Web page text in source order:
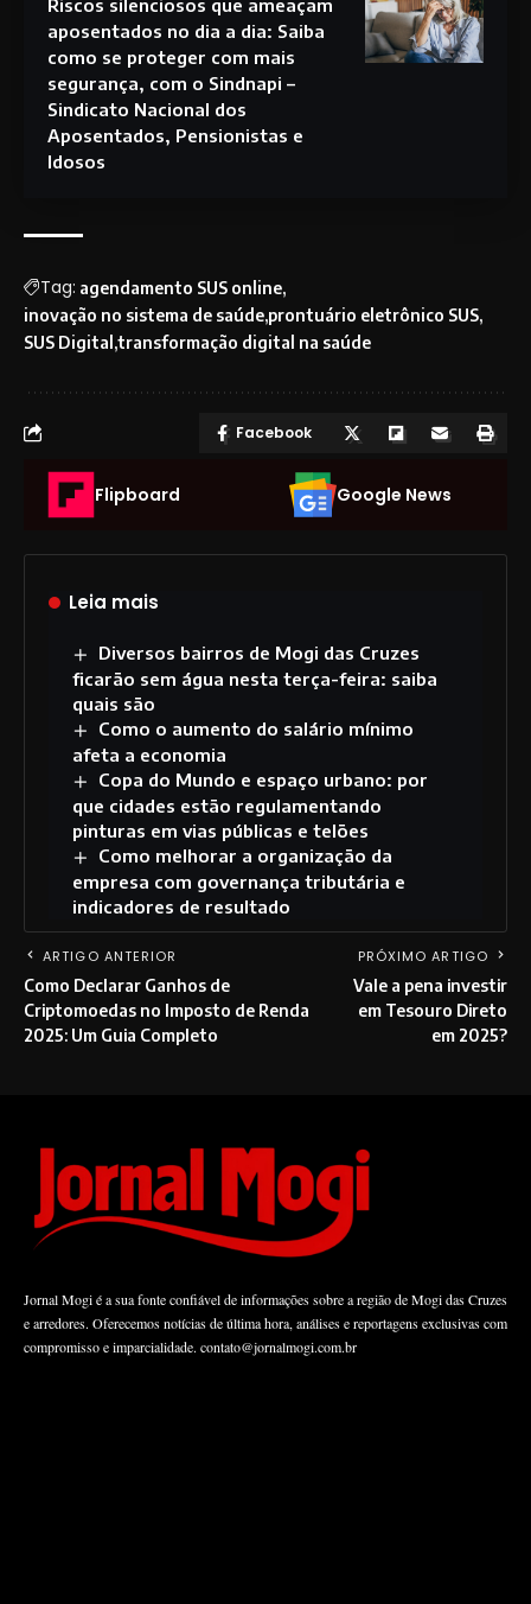
Riscos silenciosos que ameaçam
aposentados no dia a dia: Saiba
como se proteger com mais
segurança, com o Sindnapi –
Sindicato Nacional dos
Aposentados, Pensionistas e
Idosos
Tag: agendamento SUS online
inovação no sistema de saúde prontuário eletrônico SUS
SUS Digital transformação digital na saúde
Facebook
Flipboard Google News
Leia mais
Diversos bairros de Mogi das Cruzes
ficarão sem água nesta terça-feira: saiba
quais são
Como o aumento do salário mínimo
afeta a economia
Copa do Mundo e espaço urbano: por
que cidades estão regulamentando
pinturas em vias públicas e telões
Como melhorar a organização da
empresa com governança tributária e
indicadores de resultado
ARTIGO ANTERIOR
Como Declarar Ganhos de
Criptomoedas no Imposto de Renda
2025: Um Guia Completo
PRÓXIMO ARTIGO
Vale a pena investir
em Tesouro Direto
em 2025?
Jornal Mogi é a sua fonte confiável de informações sobre a região de Mogi das Cruzes
e arredores. Oferecemos notícias de última hora, análises e reportagens exclusivas com
compromisso e imparcialidade. contato@jornalmogi.com.br